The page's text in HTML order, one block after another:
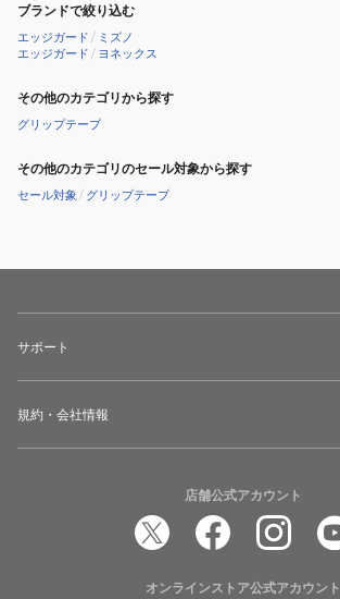
ブランドで絞り込む
エッジガード / ミズノ
エッジガード / ヨネックス
その他のカテゴリから探す
グリップテープ
その他のカテゴリのセール対象から探す
セール対象 / グリップテープ
サポート
規約・会社情報
店舗公式アカウント
オンラインストア公式アカウント